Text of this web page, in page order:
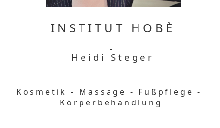
I N S T I T U T H O B È
H e i d i S t e g e r
K o s m e t i k - M a s s a g e - F u ß p f l e g e -
K ö r p e r b e h a n d l u n g